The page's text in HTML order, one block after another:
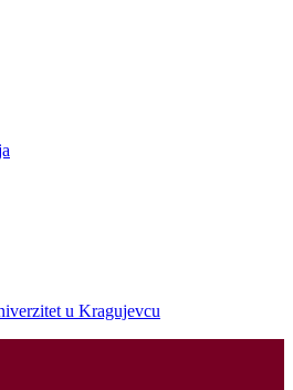
u Kragujevcu